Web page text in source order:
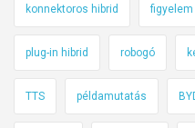
konnektoros hibrid figyelem
plug-in hibrid robogó
TTS példamutatás